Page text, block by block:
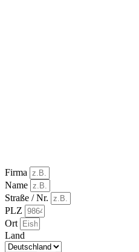
Firma
Name
Straße / Nr.
PLZ
Ort
Land